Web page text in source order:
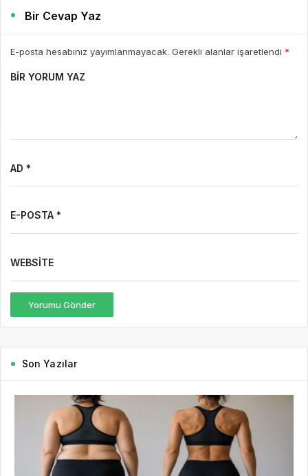
Bir Cevap Yaz
E-posta hesabınız yayımlanmayacak. Gerekli alanlar işaretlendi *
BIR YORUM YAZ
AD *
E-POSTA *
WEBSITE
Yorumu Gönder
Son Yazılar